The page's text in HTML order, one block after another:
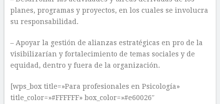
planes, programas y proyectos, en los cuales se involucra
su responsabilidad.
– Apoyar la gestión de alianzas estratégicas en pro de la
visibilizarían y fortalecimiento de temas sociales y de
equidad, dentro y fuera de la organización.
[wps_box title=»Para profesionales en Psicología»
title_color=»#FFFFFF» box_color=»#e60026″